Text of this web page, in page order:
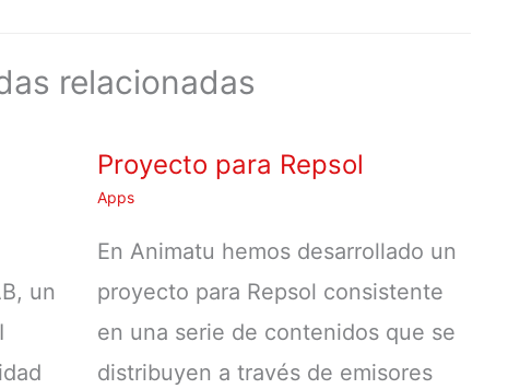
relacionadas
un
Proyecto para Repsol
Apps
En Animatu hemos desarrollado un
proyecto para Repsol consistente
en una serie de contenidos que se
distribuyen a través de emisores